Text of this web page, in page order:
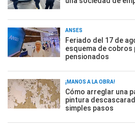
ANSES
Feriado del 17 de
esquema de cobros
pensionados
¡MANOS A LA OBRA!
Cómo arreglar una
pintura
simples pasos